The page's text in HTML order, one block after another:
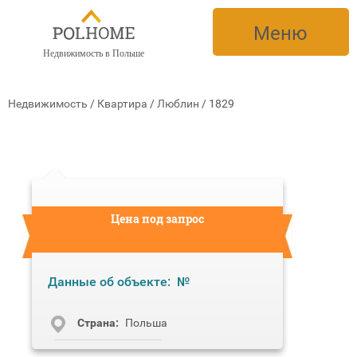
Недвижимость в Польше
Меню
Недвижимость / Квартира / Люблин / 1829
Цена под запрос
Данные об объекте: №
Cтрана: Польша